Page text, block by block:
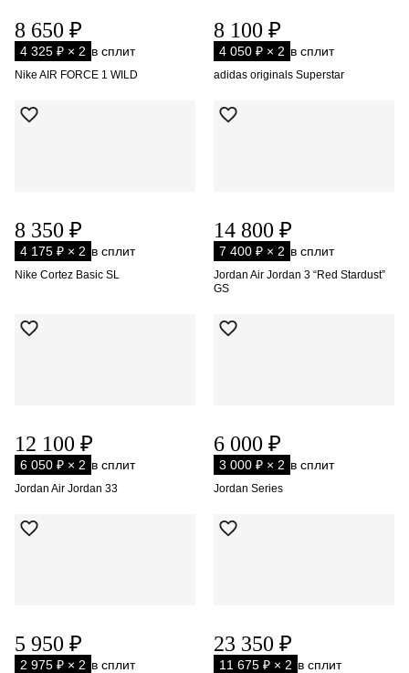
8 650 ₽
4 325 ₽ × 2 в сплит
Nike AIR FORCE 1 WILD
8 100 ₽
4 050 ₽ × 2 в сплит
adidas originals Superstar
8 350 ₽
4 175 ₽ × 2 в сплит
Nike Cortez Basic SL
14 800 ₽
7 400 ₽ × 2 в сплит
Jordan Air Jordan 3 “Red Stardust”
GS
12 100 ₽
6 050 ₽ × 2 в сплит
Jordan Air Jordan 33
6 000 ₽
3 000 ₽ × 2 в сплит
Jordan Series
5 950 ₽
2 975 ₽ × 2 в сплит
23 350 ₽
11 675 ₽ × 2 в сплит